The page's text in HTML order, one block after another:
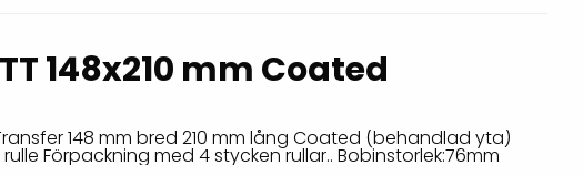
Handdatorer
Wearable Computers
Ruggade plattor
kontrollsiffran
VISITIQ: Besökssystem
Lager och logistikprogram
148x210 mm Coated
148 mm bred 210 mm lång Coated (behandlad yta)
Förpackning med 4 stycken rullar.. Bobinstorlek:76mm